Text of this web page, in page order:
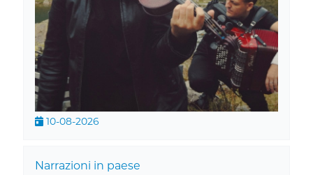
10-08-2026
Narrazioni in paese